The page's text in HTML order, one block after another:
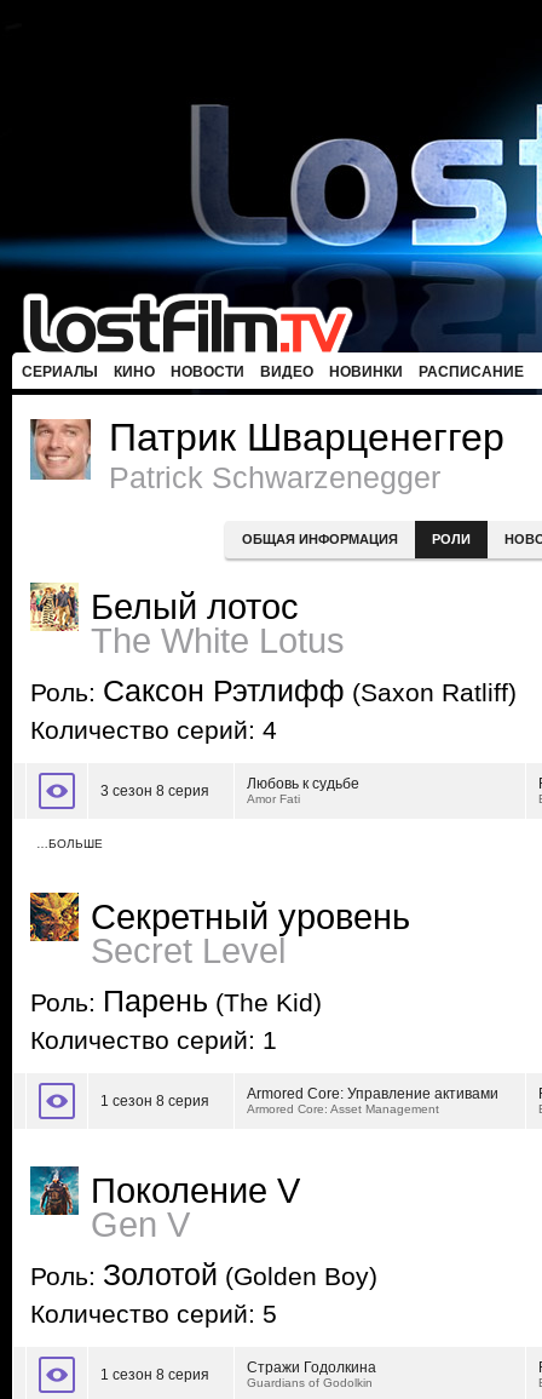
СЕРИАЛЫ КИНО НОВОСТИ ВИДЕО НОВИНКИ РАСПИСАНИЕ
Патрик Шварценеггер
Patrick Schwarzenegger
ОБЩАЯ ИНФОРМАЦИЯ РОЛИ
Белый лотос
The White Lotus
Роль: Саксон Рэтлифф (Saxon Ratliff)
Количество серий: 4
3 сезон 8 серия Любовь к судьбе
Amor Fati
…БОЛЬШЕ
Секретный уровень
Secret Level
Роль: Парень (The Kid)
Количество серий: 1
1 сезон 8 серия Armored Core: Управление активами
Armored Core: Asset Management
Поколение V
Gen V
Роль: Золотой (Golden Boy)
Количество серий: 5
1 сезон 8 серия Стражи Годолкина
Guardians of Godolkin